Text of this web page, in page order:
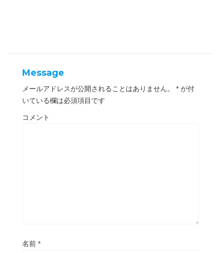
ン
で
開
き
ま
す
)
Message
メールアドレスが公開されることはありません。 * が付
いている欄は必須項目です
コメント
名前 *